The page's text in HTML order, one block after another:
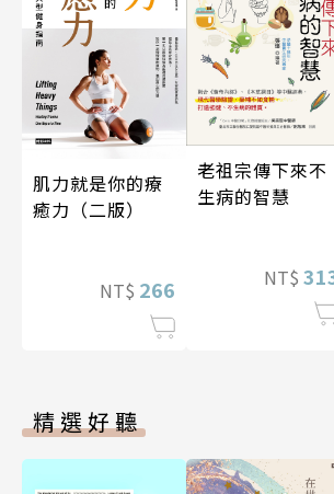
肌力就是你的療
癒力（二版）
NT$ 266
老祖宗傳下來不
生病的智慧
NT$
精選好聽